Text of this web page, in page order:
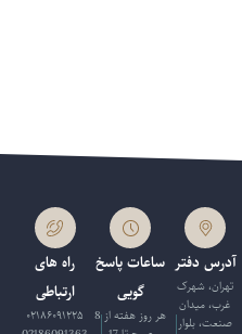
آدرس دفتر
تهران، شهرک
غرب، میدان
صنعت، بلوار
ساعات پاسخ
گویی
هر روز هفته از 8
راه های
ارتباطی
۰۲۱۸۶۰۹۱۲۲۵